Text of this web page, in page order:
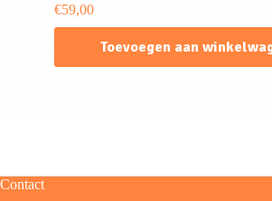
€59,00
Toevoegen aan
Contact